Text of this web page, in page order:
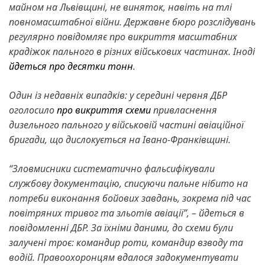
майном на Львівщині, не виняток, навіть на тлі
повномасштабної війни. Державне бюро розслідувань
регулярно повідомляє про викриття масштабних
крадіжок пального в різних військових частинах. Іноді
йдеться про десятки тонн.
Один із недавніх випадків: у середині червня ДБР
оголосилопро викриття схемипривласнення
дизельного пального у військовій частині авіаційної
бригади, що дислокується на Івано-Франківщині.
“Зловмисники систематично фальсифікували
службову документацію, списуючи пальне нібито на
потреби виконання бойових завдань, зокрема під час
повітряних тривог та зльотів авіації”, – йдеться в
повідомленні ДБР. За їхніми даними, до схеми були
залучені троє: командир роти, командир взводу та
водій. Правоохоронцям вдалося задокументувати